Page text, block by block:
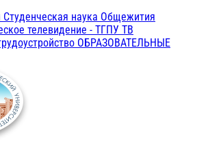
Студенческая наука Общежития
телевидение - ТГПУ ТВ
ОБРАЗОВАТЕЛЬНЫЕ